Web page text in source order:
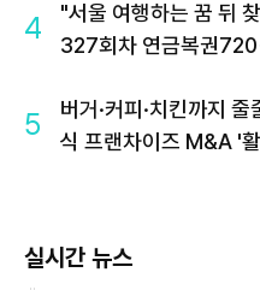
4
"서울 여행하는 꿈 뒤
327회차 연금복권
5
버거·커피·치킨까지
식 프랜차이즈 M&A '
실시간 뉴스